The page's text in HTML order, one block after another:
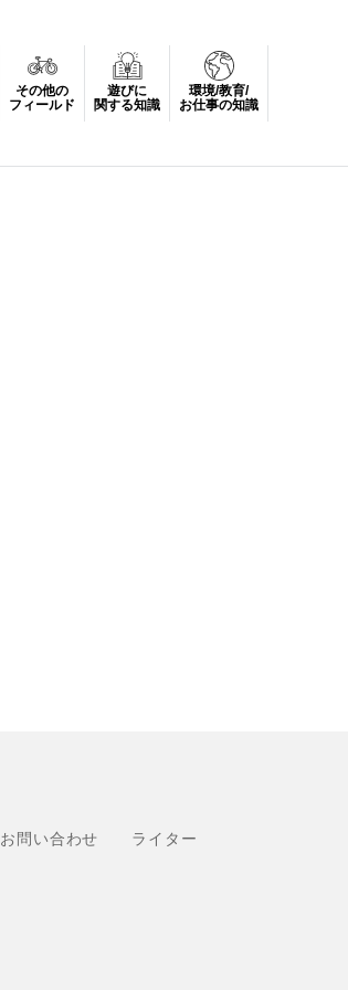
その他の
フィールド
遊びに
関する知識
環境/教育/
お仕事の知識
お問い合わせ ライター